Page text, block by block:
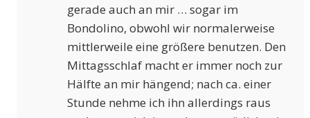
gerade auch an mir … sogar im
Bondolino, obwohl wir normalerweise
mittlerweile eine größere benutzen. Den
Mittagsschlaf macht er immer noch zur
Hälfte an mir hängend; nach ca. einer
Stunde nehme ich ihn allerdings raus